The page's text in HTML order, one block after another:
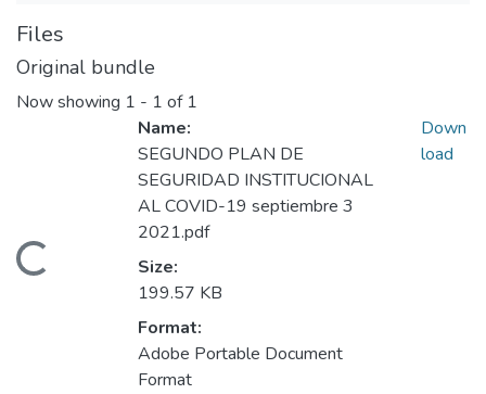
Files
Original bundle
Now showing 1 - 1 of 1
Loading...
Name:
SEGUNDO PLAN DE
SEGURIDAD INSTITUCIONAL
AL COVID-19 septiembre 3
2021.pdf
Size:
199.57 KB
Format:
Adobe Portable Document
Format
Down
load